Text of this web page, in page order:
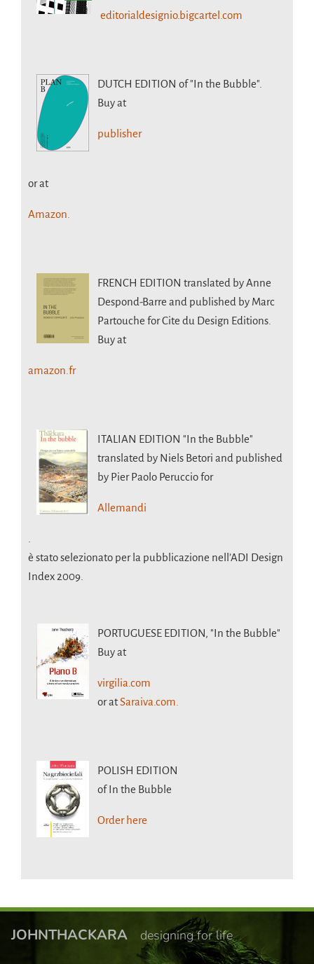
editorialdesignio.bigcartel.com
DUTCH EDITION of "In the Bubble".
Buy at
publisher
or at
Amazon.
FRENCH EDITION translated by Anne
Despond-Barre and published by Marc
Partouche for Cite du Design Editions.
Buy at
amazon.fr
ITALIAN EDITION "In the Bubble"
translated by Niels Betori and published
by Pier Paolo Peruccio for
Allemandi
è stato selezionato per la pubblicazione nell’ADI Design
Index 2009.
PORTUGUESE EDITION, "In the Bubble"
Buy at
virgilia.com
or atSaraiva.com.
POLISH EDITION
of In the Bubble
Order here
JOHNTHACKARA designing for life